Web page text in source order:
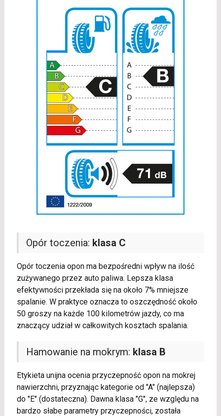
Opór toczenia: klasa C
Opór toczenia opon ma bezpośredni wpływ na ilość
zużywanego przez auto paliwa. Lepsza klasa
efektywności przekłada się na około 7% mniejsze
spalanie. W praktyce oznacza to oszczędność około
50 groszy na każde 100 kilometrów jazdy, co ma
znaczący udział w całkowitych kosztach spalania.
Hamowanie na mokrym: klasa B
Etykieta unijna ocenia przyczepność opon na mokrej
nawierzchni, przyznając kategorie od "A" (najlepsza)
do "E" (dostateczna). Dawna klasa "G", ze względu na
bardzo słabe parametry przyczepności, została